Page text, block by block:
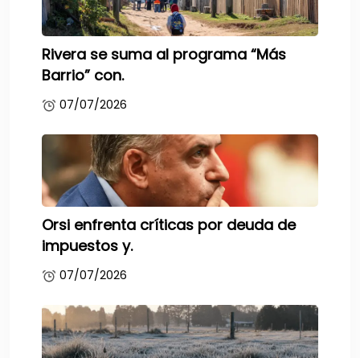
Rivera se suma al programa “Más
Barrio” con.
07/07/2026
Orsi enfrenta críticas por deuda de
impuestos y.
07/07/2026